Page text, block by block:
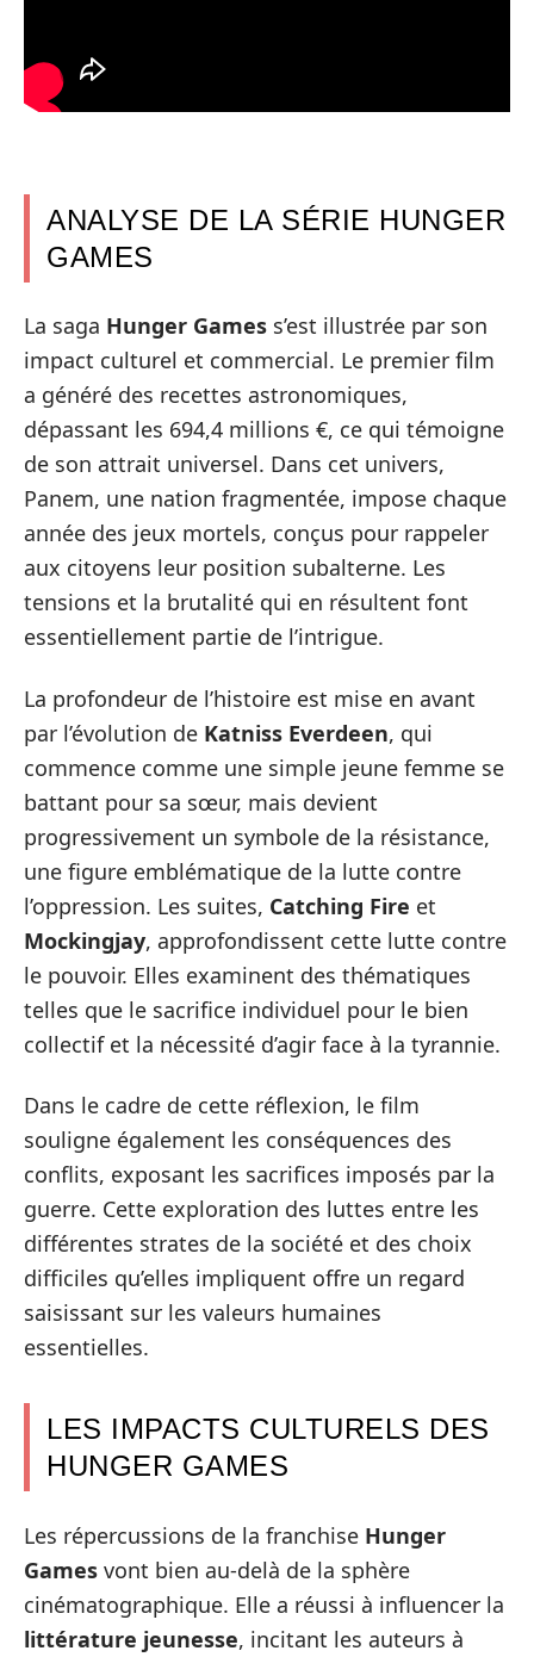
ANALYSE DE LA SÉRIE HUNGER
GAMES
La saga Hunger Games s’est illustrée par son
impact culturel et commercial. Le premier film
a généré des recettes astronomiques,
dépassant les 694,4 millions €, ce qui témoigne
de son attrait universel. Dans cet univers,
Panem, une nation fragmentée, impose chaque
année des jeux mortels, conçus pour rappeler
aux citoyens leur position subalterne. Les
tensions et la brutalité qui en résultent font
essentiellement partie de l’intrigue.
La profondeur de l’histoire est mise en avant
par l’évolution de Katniss Everdeen, qui
commence comme une simple jeune femme se
battant pour sa sœur, mais devient
progressivement un symbole de la résistance,
une figure emblématique de la lutte contre
l’oppression. Les suites, Catching Fire et
Mockingjay, approfondissent cette lutte contre
le pouvoir. Elles examinent des thématiques
telles que le sacrifice individuel pour le bien
collectif et la nécessité d’agir face à la tyrannie.
Dans le cadre de cette réflexion, le film
souligne également les conséquences des
conflits, exposant les sacrifices imposés par la
guerre. Cette exploration des luttes entre les
différentes strates de la société et des choix
difficiles qu’elles impliquent offre un regard
saisissant sur les valeurs humaines
essentielles.
LES IMPACTS CULTURELS DES
HUNGER GAMES
Les répercussions de la franchise Hunger
Games vont bien au-delà de la sphère
cinématographique. Elle a réussi à influencer la
littérature jeunesse, incitant les auteurs à